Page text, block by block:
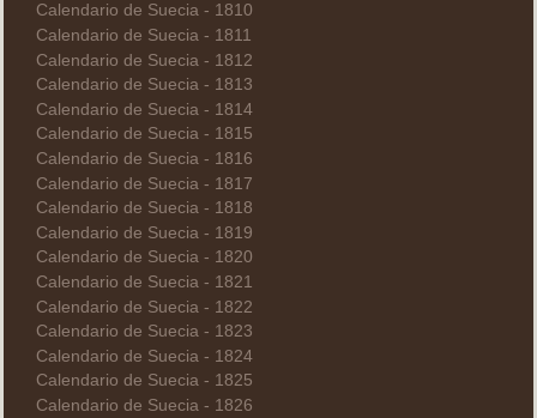
Calendario de Suecia - 1810
Calendario de Suecia - 1811
Calendario de Suecia - 1812
Calendario de Suecia - 1813
Calendario de Suecia - 1814
Calendario de Suecia - 1815
Calendario de Suecia - 1816
Calendario de Suecia - 1817
Calendario de Suecia - 1818
Calendario de Suecia - 1819
Calendario de Suecia - 1820
Calendario de Suecia - 1821
Calendario de Suecia - 1822
Calendario de Suecia - 1823
Calendario de Suecia - 1824
Calendario de Suecia - 1825
Calendario de Suecia - 1826